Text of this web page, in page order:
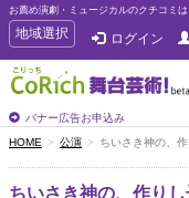
お薦め演劇・ミュージカルのクチコミ
T
o
g
g
e
n
a
v
地域選択 ログイン
バナー広告お申込み
HOME 公演 ちいさき神の、
ちいさき神の、作りし